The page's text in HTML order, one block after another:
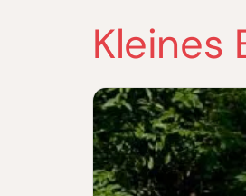
Kleines